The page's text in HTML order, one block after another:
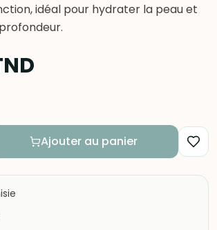
idéal pour hydrater la peau et
Ajouter au panier